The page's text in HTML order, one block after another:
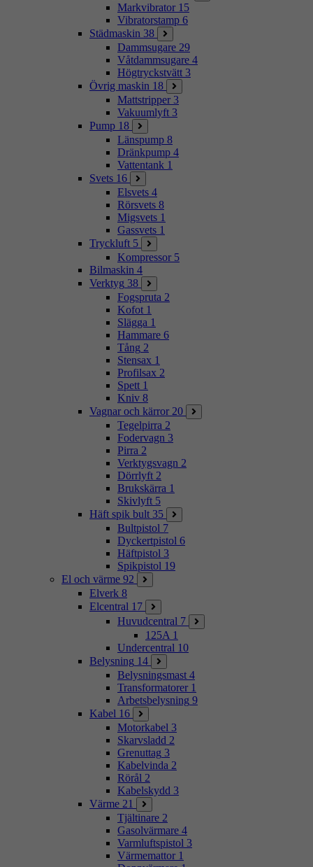
Markvibrator 15
Vibratorstamp 6
Städmaskin 38
Dammsugare 29
Våtdammsugare 4
Högtryckstvätt 3
Övrig maskin 18
Mattstripper 3
Vakuumlyft 3
Pump 18
Länspump 8
Dränkpump 4
Vattentank 1
Svets 16
Elsvets 4
Rörsvets 8
Migsvets 1
Gassvets 1
Tryckluft 5
Kompressor 5
Bilmaskin 4
Verktyg 38
Fogspruta 2
Kofot 1
Slägga 1
Hammare 6
Tång 2
Stensax 1
Profilsax 2
Spett 1
Kniv 8
Vagnar och kärror 20
Tegelpirra 2
Fodervagn 3
Pirra 2
Verktygsvagn 2
Dörrlyft 2
Brukskärra 1
Skivlyft 5
Häft spik bult 35
Bultpistol 7
Dyckertpistol 6
Häftpistol 3
Spikpistol 19
El och värme 92
Elverk 8
Elcentral 17
Huvudcentral 7
125A 1
Undercentral 10
Belysning 14
Belysningsmast 4
Transformatorer 1
Arbetsbelysning 9
Kabel 16
Motorkabel 3
Skarvsladd 2
Grenuttag 3
Kabelvinda 2
Rörål 2
Kabelskydd 3
Värme 21
Tjältinare 2
Gasolvärmare 4
Varmluftspistol 3
Värmemattor 1